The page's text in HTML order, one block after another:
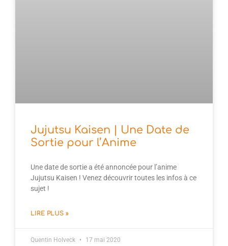
Jujutsu Kaisen | Une Date de
Sortie pour l’Anime
Une date de sortie a été annoncée pour l’anime
Jujutsu Kaisen ! Venez découvrir toutes les infos à ce
sujet !
LIRE PLUS »
Quentin Holveck 17 mai 2020